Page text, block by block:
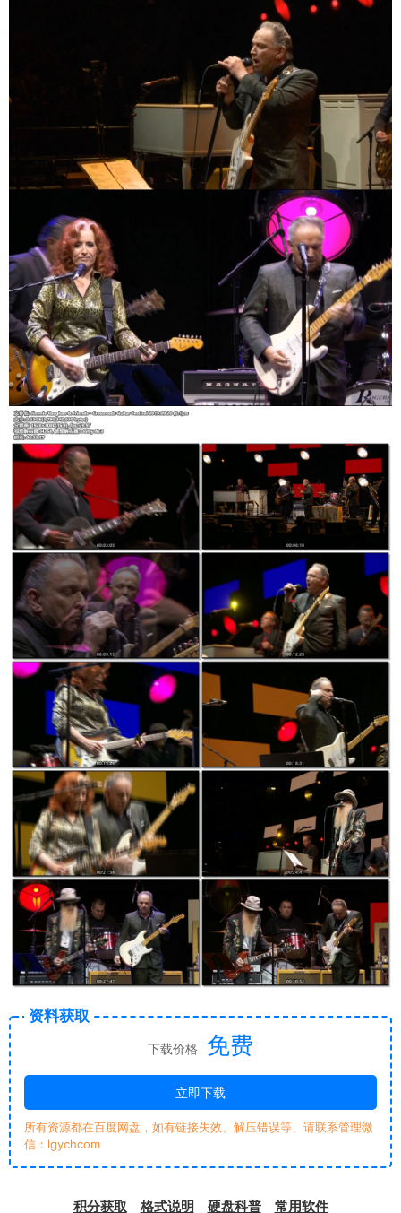
资料获取
下载价格 免费
立即下载
所有资源都在百度网盘，如有链接失效、解压错误等、请联系管理微
信：lgychcom
积分获取 格式说明 硬盘科普 常用软件